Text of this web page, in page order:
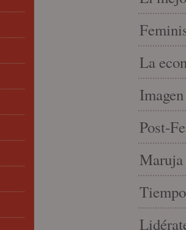
La
Post-
Maruja